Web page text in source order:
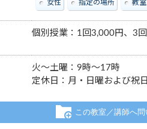
女性 指定の場所 教
個別授業：1回3,000円、3
火～土曜：9時～17時
定休日：月・日曜および祝日
この教室／講師へ